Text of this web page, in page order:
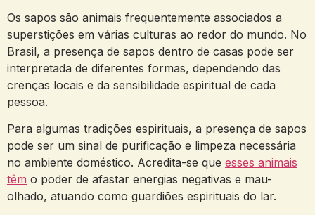
Os sapos são animais frequentemente associados a
⁣superstições⁢ em várias culturas ao redor do mundo. No
Brasil,‌ a presença de sapos dentro ⁤de casas pode ser
interpretada de diferentes formas, dependendo das
crenças locais e da sensibilidade espiritual de ‍cada
pessoa.
Para algumas tradições espirituais, a presença de sapos
pode ser um sinal de purificação e limpeza necessária
no ambiente doméstico. Acredita-se que esses animais
têm o poder de afastar energias negativas e mau-
olhado, atuando como guardiões espirituais do ⁣lar.